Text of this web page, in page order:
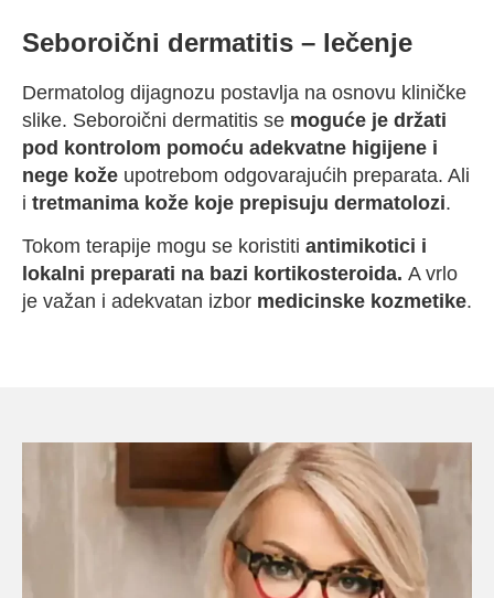
Seboroični dermatitis – lečenje
Dermatolog dijagnozu postavlja na osnovu kliničke
slike. Seboroični dermatitis se moguće je držati
pod kontrolom pomoću adekvatne higijene i
nege kože upotrebom odgovarajućih preparata. Ali
i tretmanima kože koje prepisuju dermatolozi.
Tokom terapije mogu se koristiti antimikotici i
lokalni preparati na bazi kortikosteroida. A vrlo
je važan i adekvatan izbor medicinske kozmetike.